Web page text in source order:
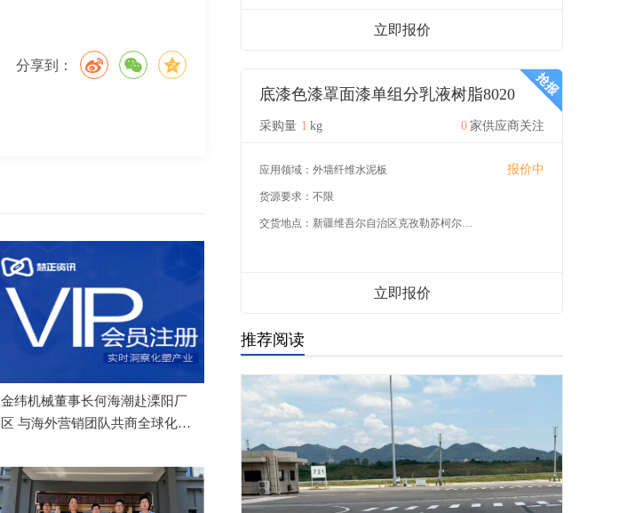
分享到：
金纬机械董事长何海潮赴溧阳厂
区 与海外营销团队共商全球化布
立即报价
底漆色漆罩面漆单组分乳液树脂8020
采购量 1 kg 0 家供应商关注
应用领域： 外墙纤维水泥板 报价中
货源要求： 不限
交货地点： 新疆维吾尔自治区克孜勒苏柯尔克孜自治州
立即报价
推荐阅读